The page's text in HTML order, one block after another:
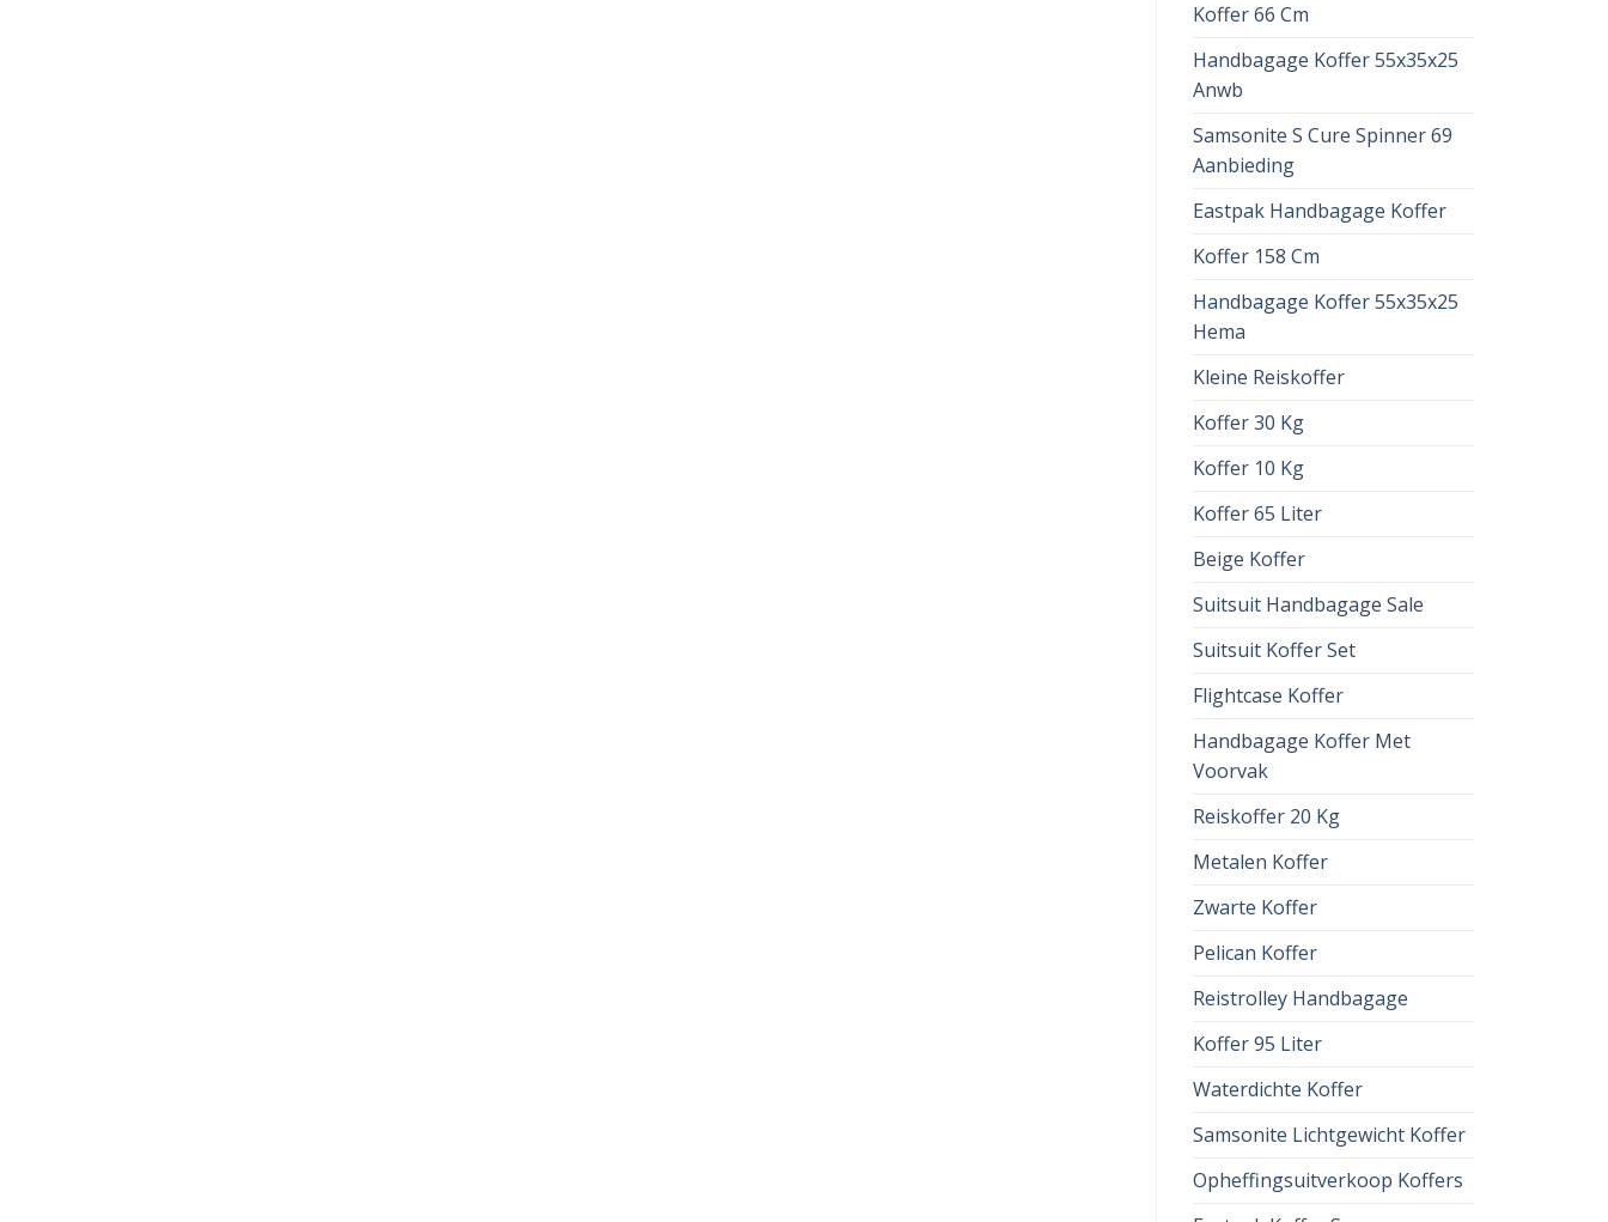
Koffer 66 Cm
Handbagage Koffer 55x35x25
Anwb
Samsonite S Cure Spinner 69
Aanbieding
Eastpak Handbagage Koffer
Koffer 158 Cm
Handbagage Koffer 55x35x25
Hema
Kleine Reiskoffer
Koffer 30 Kg
Koffer 10 Kg
Koffer 65 Liter
Beige Koffer
Suitsuit Handbagage Sale
Suitsuit Koffer Set
Flightcase Koffer
Handbagage Koffer Met
Voorvak
Reiskoffer 20 Kg
Metalen Koffer
Zwarte Koffer
Pelican Koffer
Reistrolley Handbagage
Koffer 95 Liter
Waterdichte Koffer
Samsonite Lichtgewicht Koffer
Opheffingsuitverkoop Koffers